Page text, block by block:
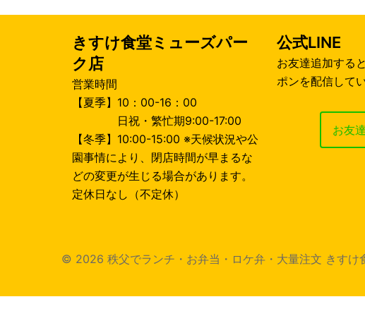
きすけ食堂ミューズパー
ク店
営業時間
【夏季】10：00-16：00
日祝・繁忙期9:00-17:00
【冬季】10:00-15:00 ※天候状況や公
園事情により、閉店時間が早まるな
どの変更が生じる場合があります。
定休日なし（不定休）
公式LINE
お友達追加する
ポンを配信して
お友
© 2026 秩父でランチ・お弁当・ロケ弁・大量注文 きす